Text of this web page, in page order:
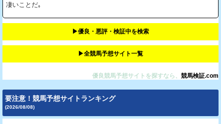
凄いことだ｡
▶︎優良・悪評・検証中を検索
▶︎全競馬予想サイト一覧
優良競馬予想サイトを探すなら、 競馬検証.com
要注意！競馬予想サイトランキング
(2026/08/08)